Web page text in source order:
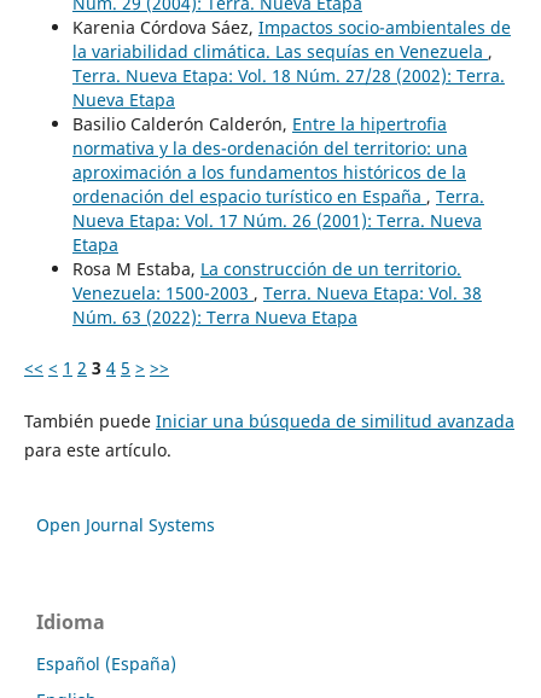
Karenia Córdova Sáez, Impactos socio-ambientales de
la variabilidad climática. Las sequías en Venezuela ,
Terra. Nueva Etapa: Vol. 18 Núm. 27/28 (2002): Terra.
Nueva Etapa
Basilio Calderón Calderón, Entre la hipertrofia
normativa y la des-ordenación del territorio: una
aproximación a los fundamentos históricos de la
ordenación del espacio turístico en España , Terra.
Nueva Etapa: Vol. 17 Núm. 26 (2001): Terra. Nueva
Etapa
Rosa M Estaba, La construcción de un territorio.
Venezuela: 1500-2003 , Terra. Nueva Etapa: Vol. 38
Núm. 63 (2022): Terra Nueva Etapa
<< < 1 2 3 4 5 > >>
También puede Iniciar una búsqueda de similitud avanzada
para este artículo.
Open Journal Systems
Idioma
Español (España)